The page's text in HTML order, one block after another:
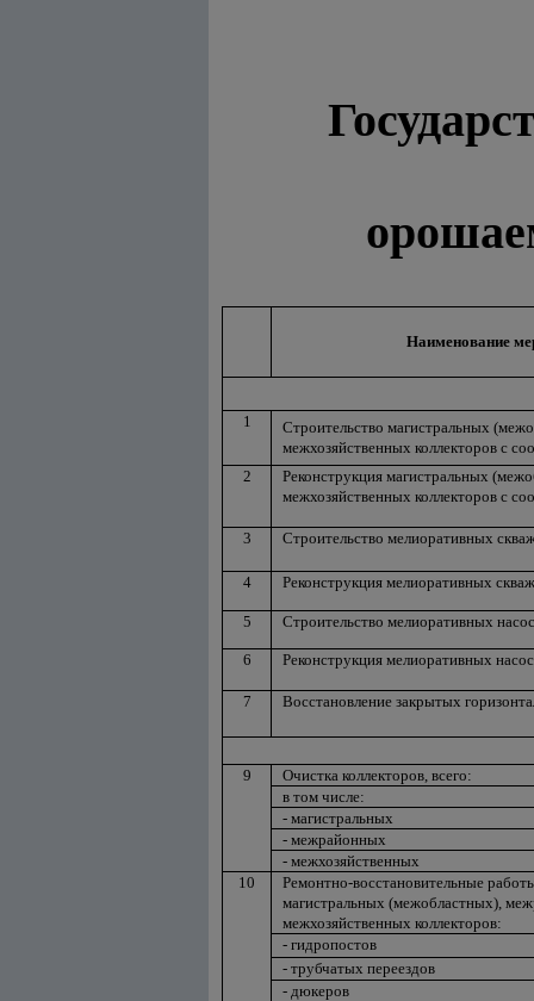
Наименование
1
Строительство магистральных
межхозяйственных коллекторов с
2
Реконструкция магистральных
межхозяйственных коллекторов с
3 Строительство мелиоративных
4 Реконструкция мелиоративных
5 Строительство мелиоративных
6 Реконструкция мелиоративных
7 Восстановление закрытых
9
Очистка коллекторов, всего:
в том числе:
- магистральных
- межрайонных
- межхозяйственных
10
Ремонтно-восстановительные
магистральных (межобластных),
межхозяйственных коллекторов:
- гидропостов
- трубчатых переездов
- дюкеров